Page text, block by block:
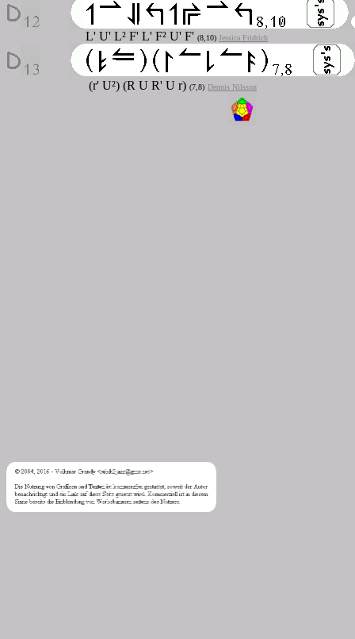
L' U' L² F' L' F² U' F' (8,10) Jessica Fridrich
(r' U²) (R U R' U r) (7,8) Dennis Nilsson